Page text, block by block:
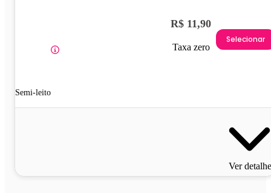
Semi-leito
R$ 11,90
Taxa zero
Selecionar
Ver